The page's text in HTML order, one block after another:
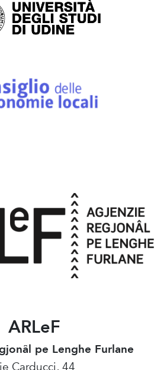
ARLeF
pe Lenghe Furlane